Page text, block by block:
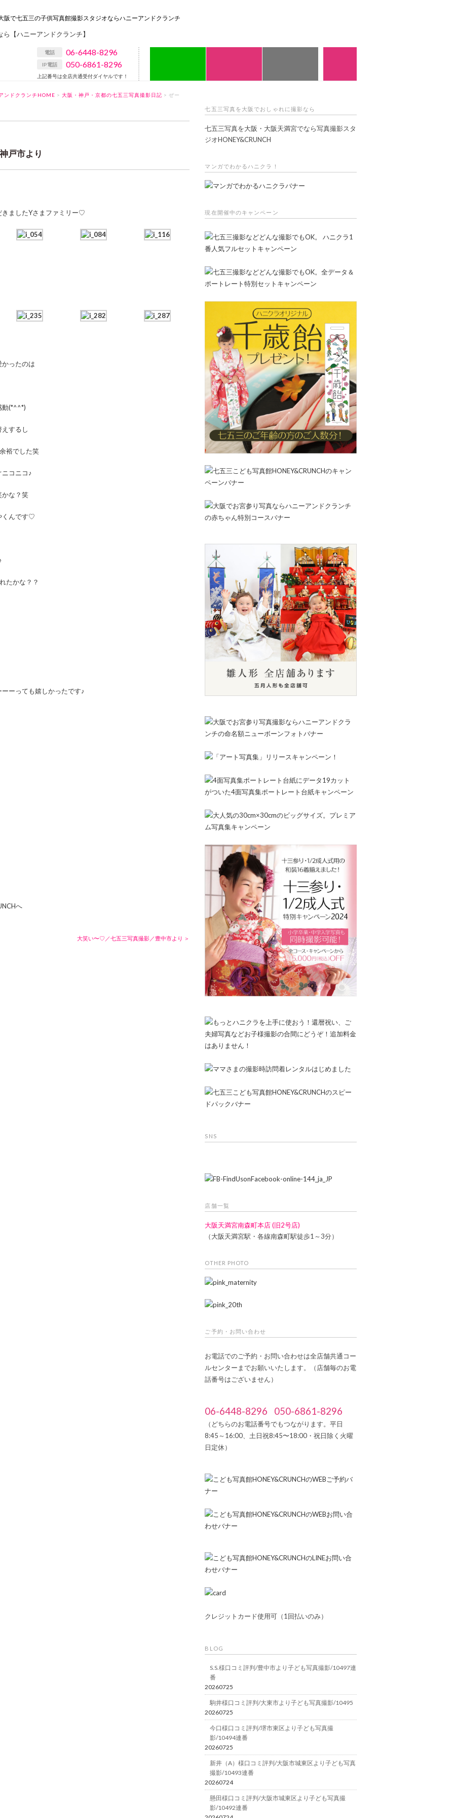
で七五三の子供写真館撮影スタジオならハニーアンドクランチ
電話 06-6448-8296
IP電話 050-6861-8296
上記番号は全店共通受付ダイヤルです！
ンドクランチHOME > 大阪・神戸・京都の七五三写真撮影日記 > ぜー
戸市より
きましたYさまファミリー♡
ったのは
動(*^^*)
するし
裕でした笑
コニコ♪
かな？笑
くんです♡
たかな？？
ーっても嬉しかったです♪
へ
大笑い〜♡／七五三写真撮影／豊中市より ＞
七五三写真を大阪でおしゃれに撮影なら
七五三写真を大阪・大阪天満宮でなら写真撮影スタ
ジオHONEY&CRUNCH
マンガでわかるハニクラ！
現在開催中のキャンペーン
SNS
店舗一覧
大阪天満宮南森町本店 (旧2号店)
（大阪天満宮駅・各線南森町駅徒歩1～3分）
OTHER PHOTO
ご予約・お問い合わせ
お電話でのご予約・お問い合わせは全店舗共通コー
ルセンターまでお願いいたします。（店舗毎のお電
話番号はございません）
06-6448-8296 050-6861-8296
（どちらのお電話番号でもつながります。平日
8:45～16:00、土日祝8:45〜18:00・祝日除く火曜
日定休）
クレジットカード使用可（1回払いのみ）
BLOG
S.S.様口コミ評判/豊中市より子ども写真撮影/10497連
番
20260725
駒井様口コミ評判/大東市より子ども写真撮影/10495
20260725
今口様口コミ評判/堺市東区より子ども写真撮
影/10494連番
20260725
新井（A）様口コミ評判/大阪市城東区より子ども写真
撮影/10493連番
20260724
懸田様口コミ評判/大阪市城東区より子ども写真撮
影/10492連番